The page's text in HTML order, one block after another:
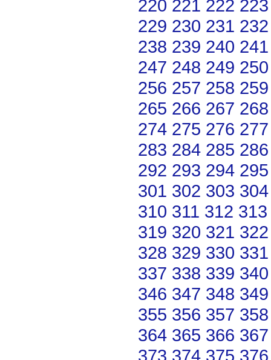
220 221 222 223
229 230 231 232
238 239 240 241
247 248 249 250
256 257 258 259
265 266 267 268
274 275 276 277
283 284 285 286
292 293 294 295
301 302 303 304
310 311 312 313
319 320 321 322
328 329 330 331
337 338 339 340
346 347 348 349
355 356 357 358
364 365 366 367
373 374 375 376